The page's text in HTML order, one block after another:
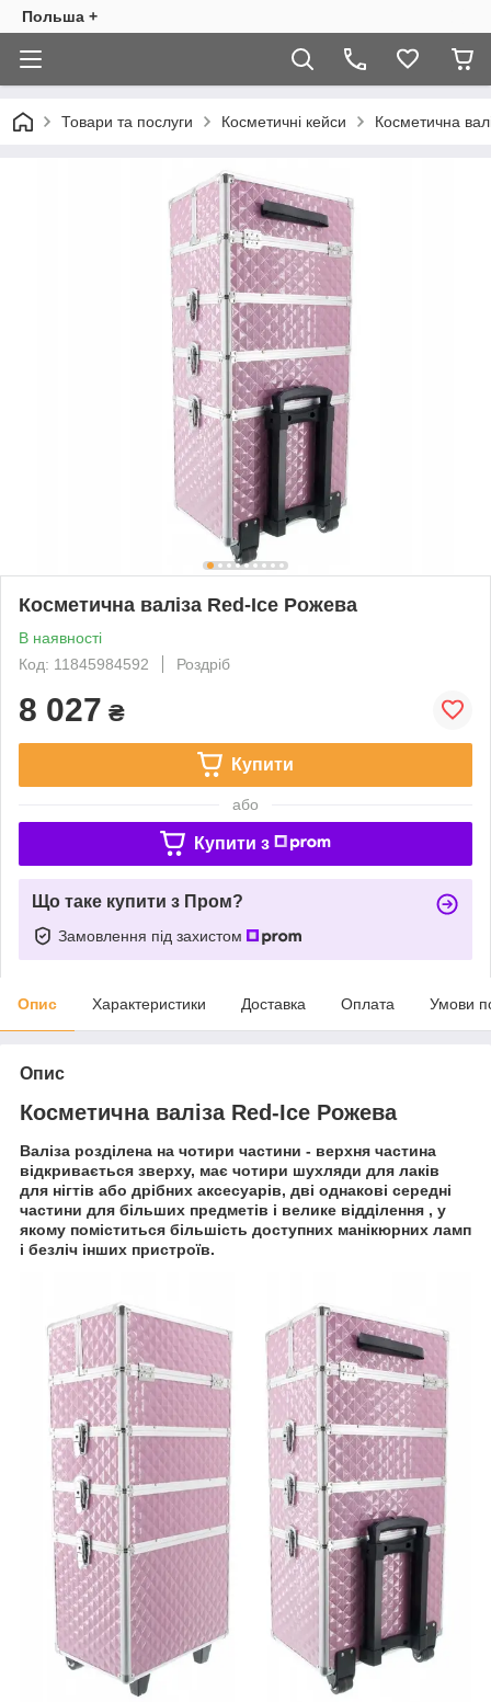
Польша +
Товари та послуги Косметичні кейси Косметична
Косметична валіза Red-Ice Рожева
В наявності
Код: 11845984592
Роздріб
8 027 ₴
Купити
або
Купити з
Що таке купити з Пром?
Замовлення під захистом
Опис Характеристики Доставка Оплата Умови
Опис
Косметична валіза Red-Ice Рожева
Валіза розділена на чотири частини - верхня частина
відкривається зверху, має чотири шухляди для лаків
для нігтів або дрібних аксесуарів, дві однакові середні
частини для більших предметів і велике відділення , у
якому поміститься більшість доступних манікюрних ламп
і безліч інших пристроїв.